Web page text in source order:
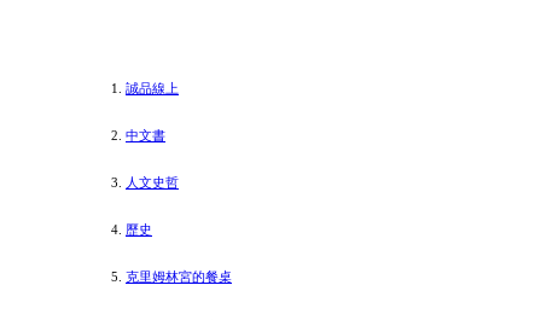
誠品線上
中文書
人文史哲
歷史
克里姆林宮的餐桌